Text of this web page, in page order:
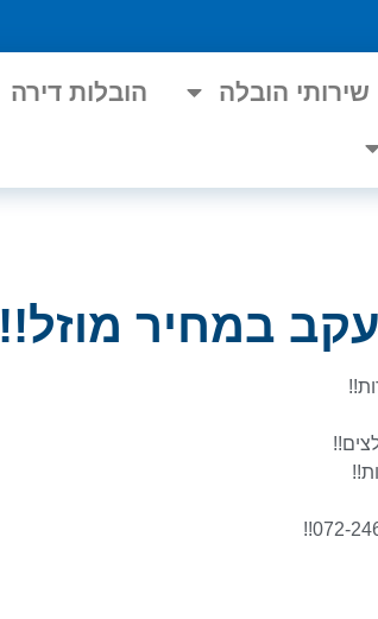
שירותי הובלה הובלות דירה
במחיר מוזל!!